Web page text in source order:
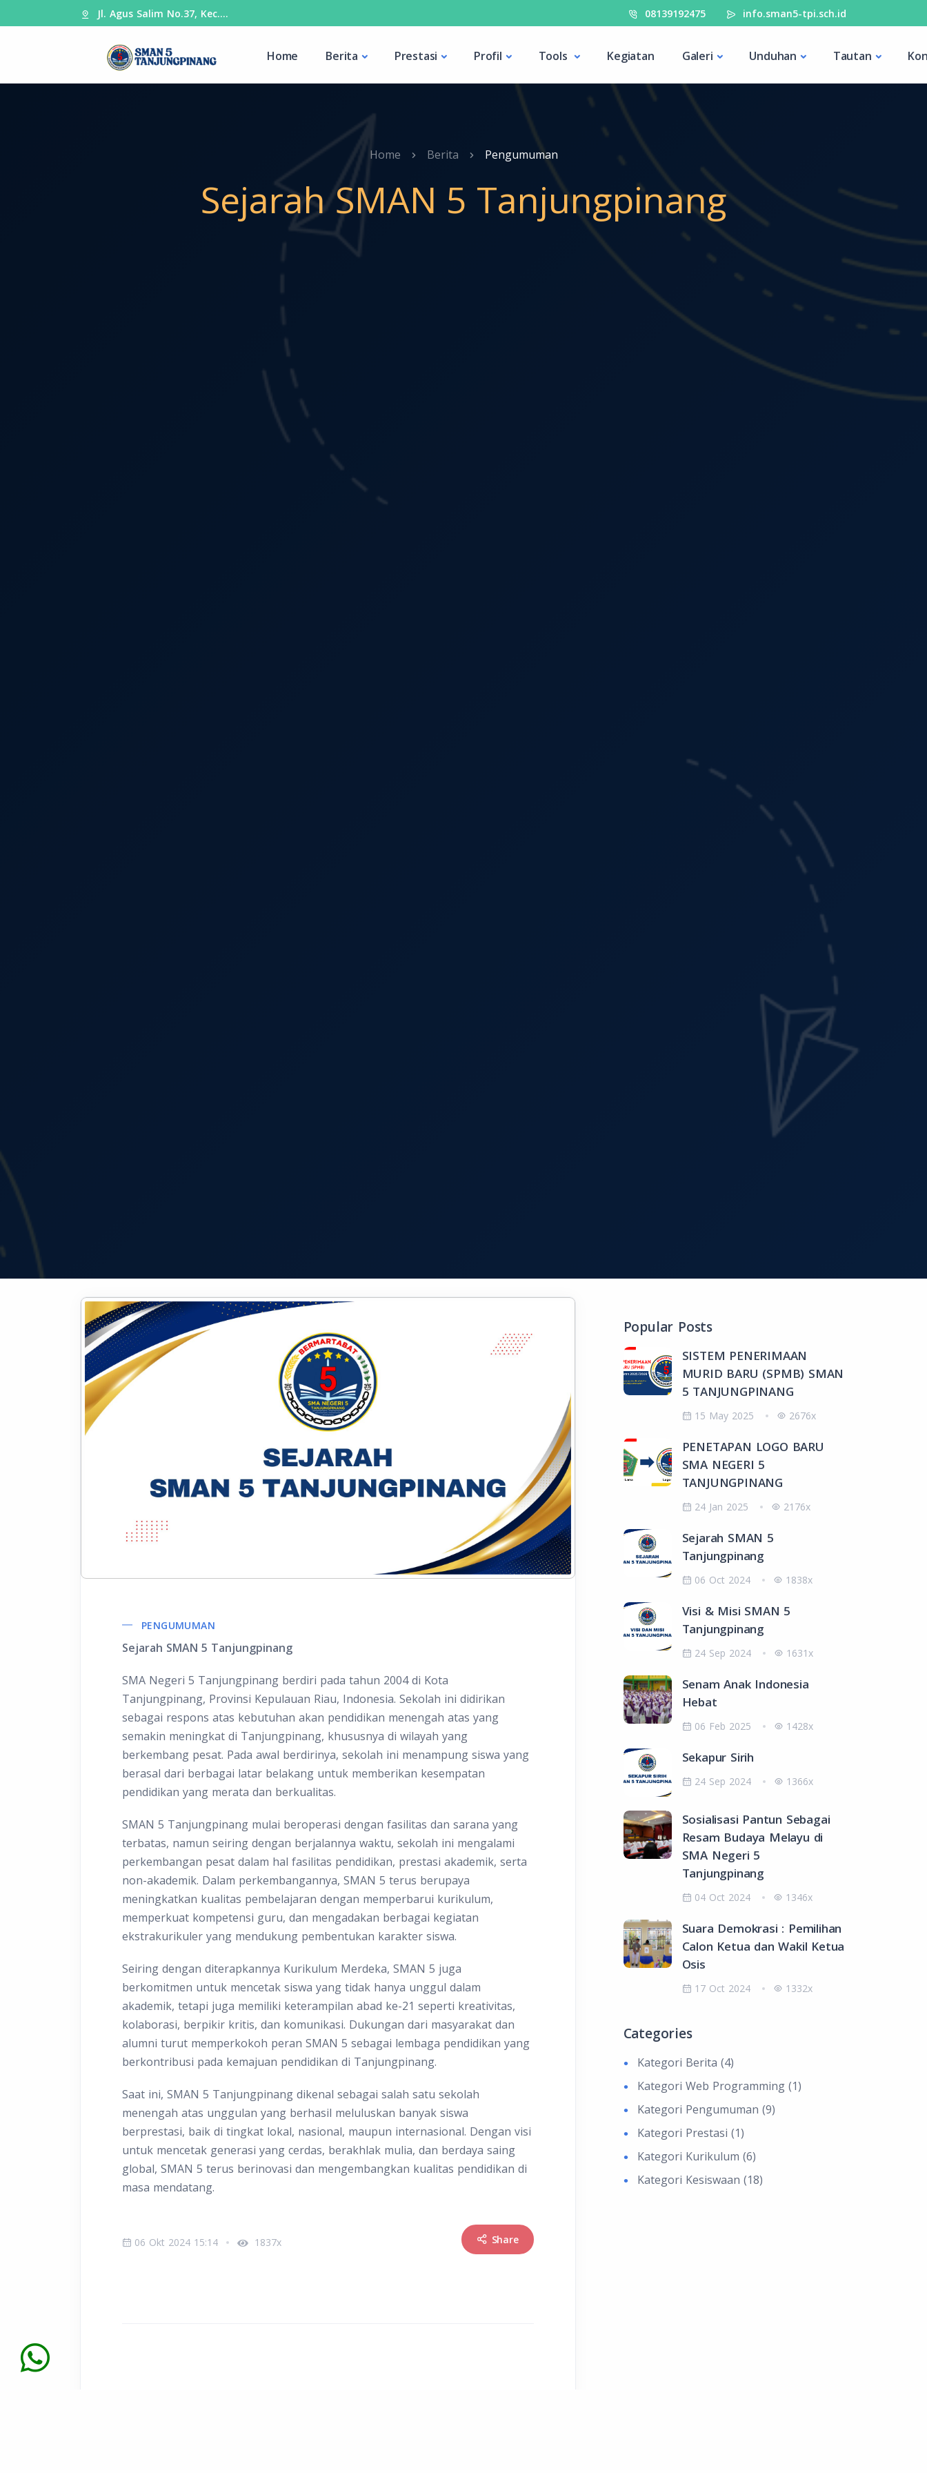
Jl. Agus Salim No.37, Kec.… 08139192475 info.sman5-tpi.sch.id
Home Berita Prestasi Profil Tools Kegiatan Galeri Unduhan Tautan
Home Berita Pengumuman
Sejarah SMAN 5 Tanjungpinang
PENGUMUMAN
Sejarah SMAN 5 Tanjungpinang
SMA Negeri 5 Tanjungpinang berdiri pada tahun 2004 di Kota
Tanjungpinang, Provinsi Kepulauan Riau, Indonesia. Sekolah ini didirikan
sebagai respons atas kebutuhan akan pendidikan menengah atas yang
semakin meningkat di Tanjungpinang, khususnya di wilayah yang
berkembang pesat. Pada awal berdirinya, sekolah ini menampung siswa yang
berasal dari berbagai latar belakang untuk memberikan kesempatan
pendidikan yang merata dan berkualitas.
SMAN 5 Tanjungpinang mulai beroperasi dengan fasilitas dan sarana yang
terbatas, namun seiring dengan berjalannya waktu, sekolah ini mengalami
perkembangan pesat dalam hal fasilitas pendidikan, prestasi akademik, serta
non-akademik. Dalam perkembangannya, SMAN 5 terus berupaya
meningkatkan kualitas pembelajaran dengan memperbarui kurikulum,
memperkuat kompetensi guru, dan mengadakan berbagai kegiatan
ekstrakurikuler yang mendukung pembentukan karakter siswa.
Seiring dengan diterapkannya Kurikulum Merdeka, SMAN 5 juga
berkomitmen untuk mencetak siswa yang tidak hanya unggul dalam
akademik, tetapi juga memiliki keterampilan abad ke-21 seperti kreativitas,
kolaborasi, berpikir kritis, dan komunikasi. Dukungan dari masyarakat dan
alumni turut memperkokoh peran SMAN 5 sebagai lembaga pendidikan yang
berkontribusi pada kemajuan pendidikan di Tanjungpinang.
Saat ini, SMAN 5 Tanjungpinang dikenal sebagai salah satu sekolah
menengah atas unggulan yang berhasil meluluskan banyak siswa
berprestasi, baik di tingkat lokal, nasional, maupun internasional. Dengan visi
untuk mencetak generasi yang cerdas, berakhlak mulia, dan berdaya saing
global, SMAN 5 terus berinovasi dan mengembangkan kualitas pendidikan di
masa mendatang.
06 Okt 2024 15:14 1837x Share
Popular Posts
SISTEM PENERIMAAN
MURID BARU (SPMB) SMAN
5 TANJUNGPINANG
15 May 2025 2676x
PENETAPAN LOGO BARU
SMA NEGERI 5
TANJUNGPINANG
24 Jan 2025 2176x
Sejarah SMAN 5
Tanjungpinang
06 Oct 2024 1838x
Visi & Misi SMAN 5
Tanjungpinang
24 Sep 2024 1631x
Senam Anak Indonesia
Hebat
06 Feb 2025 1428x
Sekapur Sirih
24 Sep 2024 1366x
Sosialisasi Pantun Sebagai
Resam Budaya Melayu di
SMA Negeri 5
Tanjungpinang
04 Oct 2024 1346x
Suara Demokrasi : Pemilihan
Calon Ketua dan Wakil Ketua
Osis
17 Oct 2024 1332x
Categories
Kategori Berita (4)
Kategori Web Programming (1)
Kategori Pengumuman (9)
Kategori Prestasi (1)
Kategori Kurikulum (6)
Kategori Kesiswaan (18)